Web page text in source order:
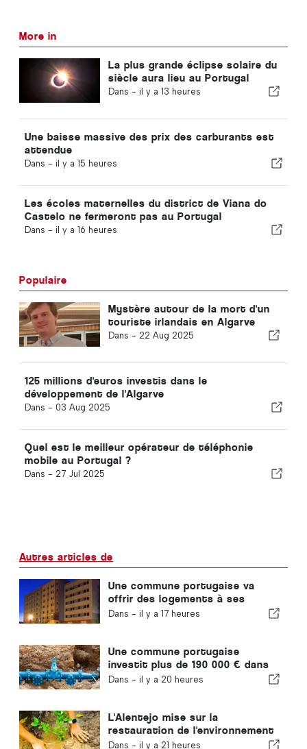
More in
La plus grande éclipse solaire du
siècle aura lieu au Portugal
Dans - il y a 13 heures
Une baisse massive des prix des carburants est
attendue
Dans - il y a 15 heures
Les écoles maternelles du district de Viana do
Castelo ne fermeront pas au Portugal
Dans - il y a 16 heures
Populaire
Mystère autour de la mort d'un
touriste irlandais en Algarve
Dans - 22 Aug 2025
125 millions d'euros investis dans le
développement de l'Algarve
Dans - 03 Aug 2025
Quel est le meilleur opérateur de téléphonie
mobile au Portugal ?
Dans - 27 Jul 2025
Autres articles de
Une commune portugaise va
offrir des logements à ses
habitants
Dans - il y a 17 heures
Une commune portugaise
investit plus de 190 000 € dans
l'approvisionnement en eau
Dans - il y a 20 heures
L'Alentejo mise sur la
restauration de l'environnement
grâce aux fonds européens
Dans - il y a 21 heures